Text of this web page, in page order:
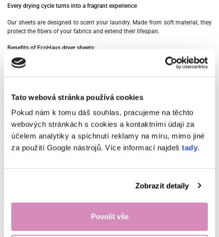
Tato webová stránka používá cookies
Pokud nám k tomu dáš souhlas, pracujeme na těchto
webových stránkách s cookies a kontaktními údaji za
účelem analytiky a spíchnutí reklamy na míru, mimo jiné
za použití Google nástrojů. Více informací najdeš tady.
Zobrazit detaily
Povolit vše
Every drying cycle turns into a fragrant experience
Our sheets are designed to scent your laundry. Made from soft material, they
protect the fibers of your fabrics and extend their lifespan.
Benefits of EcoHaus dryer sheets:
Fragrance after every drying
enjoyable and give your clothes that touch of luxury.
Just place 1 sheet in and turn on the dryer – your laundry will always have an
irresistible scent.
The scent of a seaside breeze ispleasant, refreshing, and clean. The subtle
notes of pine and juniper will help keep you focused throughout the day.